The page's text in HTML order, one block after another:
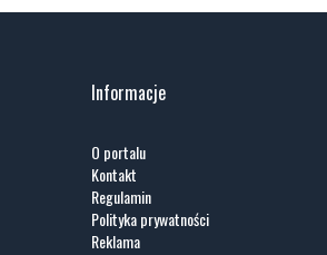
Informacje
O portalu
Kontakt
Regulamin
Polityka prywatności
Reklama